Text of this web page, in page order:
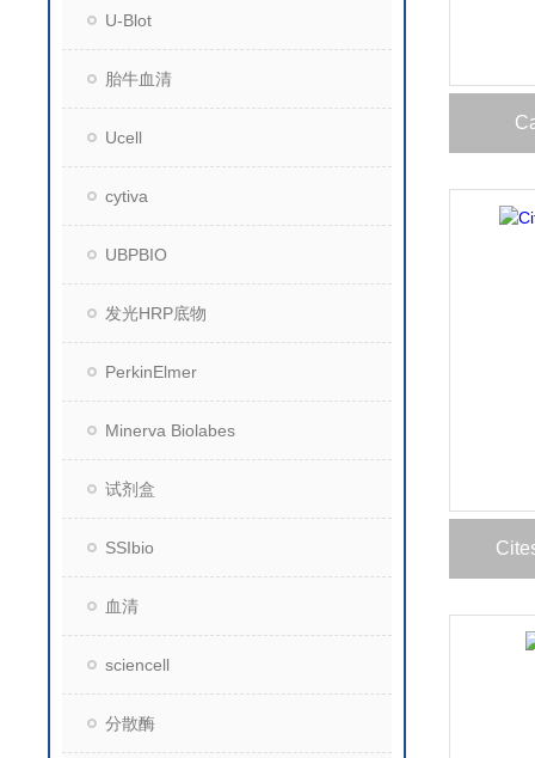
U-Blot
胎牛血清
Ucell
cytiva
UBPBIO
发光HRP底物
PerkinElmer
Minerva Biolabes
试剂盒
SSIbio
血清
sciencell
分散酶